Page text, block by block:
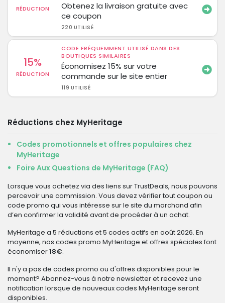
RÉDUCTION
Obtenez la livraison gratuite avec
ce coupon
220 UTILISÉ
15%
RÉDUCTION
CODE FRÉQUEMMENT UTILISÉ DANS DES
BOUTIQUES SIMILAIRES
Économisez 15% sur votre
commande sur le site entier
119 UTILISÉ
Réductions chez MyHeritage
Codes promotionnels et offres populaires chez
MyHeritage
Foire Aux Questions de MyHeritage (FAQ)
Lorsque vous achetez via des liens sur TrustDeals, nous pouvons
percevoir une commission. Vous devez vérifier tout coupon ou
code promo qui vous intéresse sur le site du marchand afin
d’en confirmer la validité avant de procéder à un achat.
MyHeritage a 5 réductions et 5 codes actifs en août 2026. En
moyenne, nos codes promo MyHeritage et offres spéciales font
économiser18€.
Il n'y a pas de codes promo ou d'offres disponibles pour le
moment? Abonnez-vous à notre newsletter et recevez une
notification lorsque de nouveaux codes MyHeritage seront
disponibles.